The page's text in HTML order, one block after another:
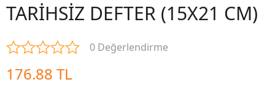
TARİHSİZ DEFTER (15X21 CM)
0 Değerlendirme
176.88 TL